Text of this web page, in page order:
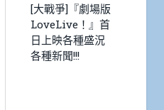
[大戰爭]『劇場版
LoveLive！』首
日上映各種盛況
各種新聞!!!